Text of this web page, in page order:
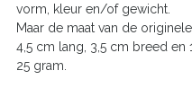
vorm, kleur en/of gewicht.
Maar de maat van de
4,5 cm lang, 3,5 cm breed
25 gram.